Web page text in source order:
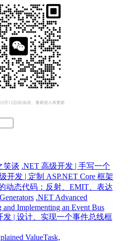
笑谈 .NET 高级开发 | 手写一个
开发 | 定制 ASP.NET Core 框架
动态代码：反射、EMIT、表达
.NET Advanced
Implementing an Event Bus
发 | 设计、实现一个事件总线框
ValueTask,